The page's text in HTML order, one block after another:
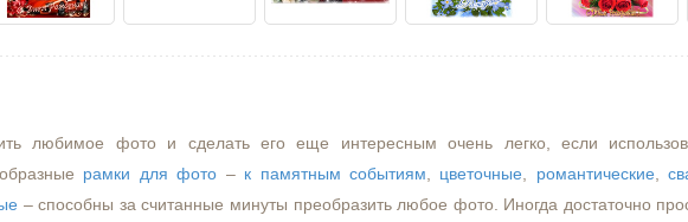
любимое фото и сделать его еще интересным очень легко, если
рамки для фото – к памятным событиям цветочные романтические ,
– способны за считанные минуты преобразить любое фото. Иногда достаточно